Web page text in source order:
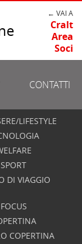
← VAI A
Cralt
Area
Soci
CONTATTI
LIFESTYLE
SPORT
DI VIAGGIO
FOCUS
COPERTINA